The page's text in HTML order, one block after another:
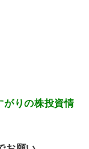
りの株投資情